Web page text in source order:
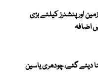
اور پنشنرز کیلئے بڑی
اضافہ
دیئے گئے، چودھری یاسین